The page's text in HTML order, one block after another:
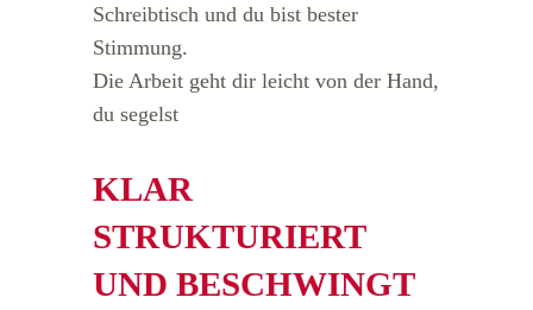
Schreibtisch und du bist bester
Stimmung.
Die Arbeit geht dir leicht von der Hand,
du segelst
KLAR
STRUKTURIERT
UND BESCHWINGT